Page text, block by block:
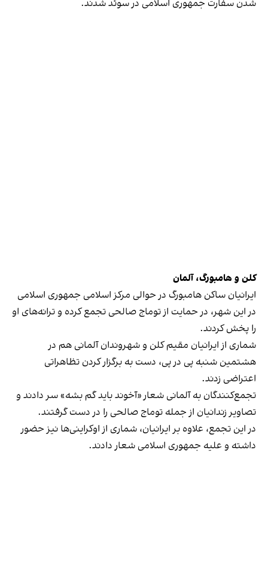
شدن سفارت جمهوری اسلامی در سوئد شدند.
کلن و هامبورگ، آلمان
ایرانیان ساکن هامبورگ در حوالی مرکز اسلامی جمهوری اسلامی
در این شهر، در حمایت از توماج صالحی تجمع کرده و ترانه‌های او
را پخش کردند.
شماری از ایرانیان مقیم کلن و شهروندان آلمانی هم در
هشتمین شنبه پی در پی، دست به برگزار کردن تظاهراتی
اعتراضی زدند.
تجمع‌کنندگان به آلمانی شعار «آخوند باید گم بشه» سر دادند و
تصاویر زندانیان از جمله توماج صالحی را در دست گرفتند.
در این تجمع، علاوه بر ایرانیان، شماری از اوکراینی‌ها نیز حضور
داشته و علیه جمهوری اسلامی شعار دادند.